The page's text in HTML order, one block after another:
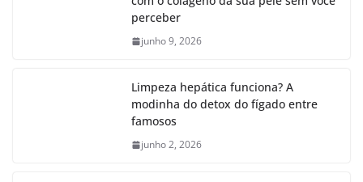
perceber
junho 9, 2026
Limpeza hepática funciona? A
modinha do detox do fígado entre
famosos
junho 2, 2026